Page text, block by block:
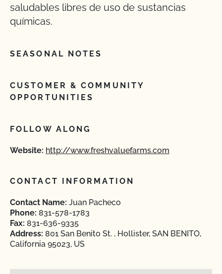
saludables libres de uso de sustancias
químicas.
SEASONAL NOTES
CUSTOMER & COMMUNITY
OPPORTUNITIES
FOLLOW ALONG
Website: http://www.freshvaluefarms.com
CONTACT INFORMATION
Contact Name: Juan Pacheco
Phone: 831-578-1783
Fax: 831-636-9335
Address: 801 San Benito St. , Hollister, SAN BENITO,
California 95023, US